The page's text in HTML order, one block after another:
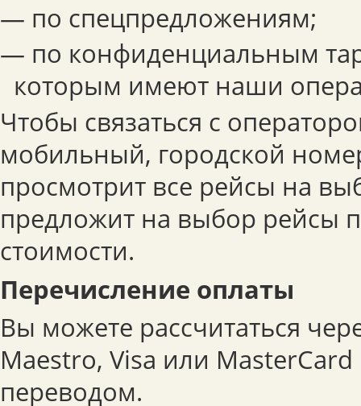
— по спецпредложениям;
— по конфиденциальным
которым имеют наши
Чтобы связаться с
мобильный, городской
просмотрит все рейсы на
предложит на выбор рейсы
стоимости.
Перечисление оплаты
Вы можете рассчитаться
Maestro, Visa или
переводом.